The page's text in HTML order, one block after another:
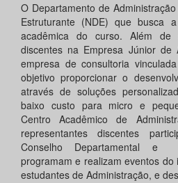
O Departamento de
Estruturante (NDE) que busca
acadêmica do curso. Além de
discentes na Empresa Júnior de
empresa de consultoria
objetivo proporcionar o
através de soluções
baixo custo para micro e
Centro Acadêmico de
representantes discentes
Conselho Departamental e
programam e realizam eventos
estudantes de Administração, e